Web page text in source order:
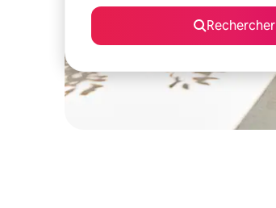
Rechercher